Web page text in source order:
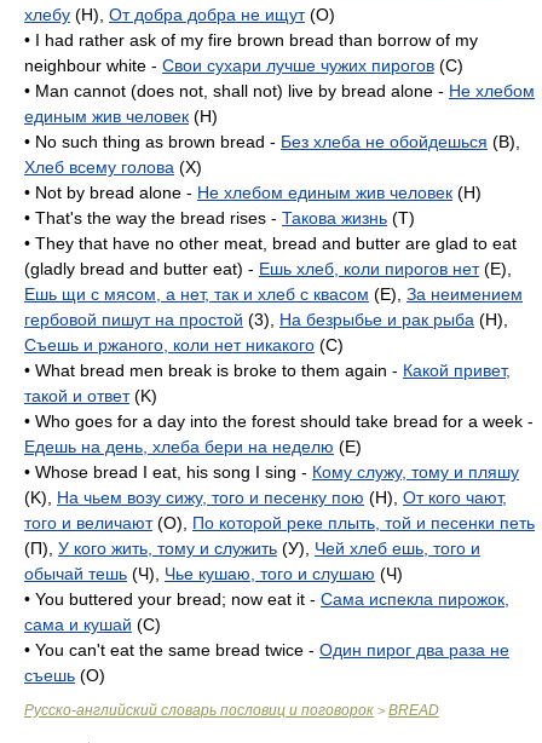
хлебу (H), От добра добра не ищут(O)
• I had rather ask of my fire brown bread than borrow of my
neighbour white - Свои сухари лучше чужих пирогов (C)
• Man cannot (does not, shall not) live by bread alone - Не хлебом
единым жив человек (H)
• No such thing as brown bread - Без хлеба не обойдешься (B),
Хлеб всему голова (X)
• Not by bread alone - Не хлебом единым жив человек (H)
• That's the way the bread rises - Такова жизнь (T)
• They that have no other meat, bread and butter are glad to eat
(gladly bread and butter eat) - Ешь хлеб, коли пирогов нет(E),
Ешь щи с мясом, а нет, так и хлеб с квасом (E), За неимением
гербовой пишут на простой (3), На безрыбье и рак рыба (H),
Съешь и ржаного, коли нет никакого (C)
• What bread men break is broke to them again - Какой привет,
такой и ответ(K)
• Who goes for a day into the forest should take bread for a week -
Едешь на день, хлеба бери на неделю (E)
• Whose bread I eat, his song I sing - Кому служу, тому и пляшу
(K), На чьем возу сижу, того и песенку пою (H), От кого чают,
того и величают(O), По которой реке плыть, той и песенки петь
(П), У кого жить, тому и служить (У), Чей хлеб ешь, того и
обычай тешь (Ч), Чье кушаю, того и слушаю (Ч)
• You buttered your bread; now eat it - Сама испекла пирожок,
сама и кушай (C)
• You can't eat the same bread twice - Один пирог два раза не
съешь (O)
Русско-английский словарь пословиц и поговорок > BREAD